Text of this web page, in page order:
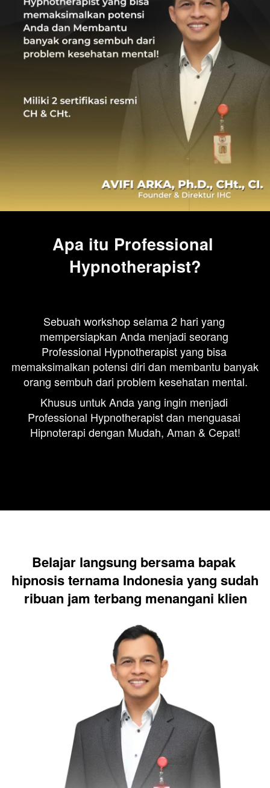
Apa itu Professional
Hypnotherapist?
Sebuah workshop selama 2 hari yang
mempersiapkan Anda menjadi seorang
Professional Hypnotherapist yang bisa
memaksimalkan potensi diri dan membantu banyak
orang sembuh dari problem kesehatan mental.
Khusus untuk Anda yang ingin menjadi
Professional Hypnotherapist dan menguasai
Hipnoterapi dengan Mudah, Aman & Cepat!
Belajar langsung bersama bapak
hipnosis ternama Indonesia yang sudah
ribuan jam terbang menangani klien